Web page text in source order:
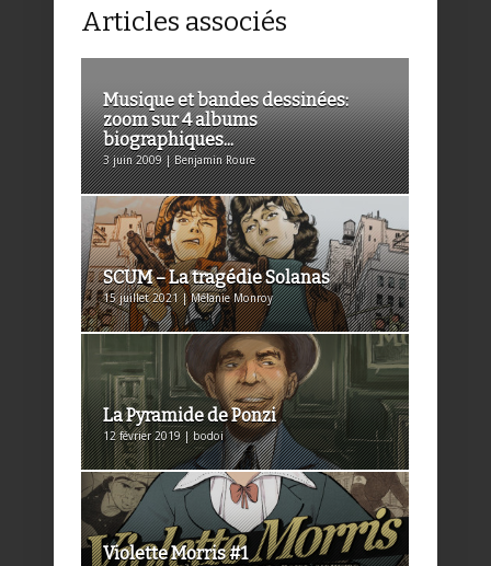
Articles associés
Musique et bandes dessinées:
zoom sur 4 albums
biographiques...
3 juin 2009 | Benjamin Roure
SCUM – La tragédie Solanas
15 juillet 2021 | Mélanie Monroy
La Pyramide de Ponzi
12 février 2019 | bodoi
Violette Morris #1